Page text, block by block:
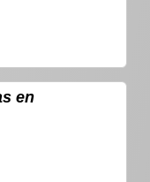
en